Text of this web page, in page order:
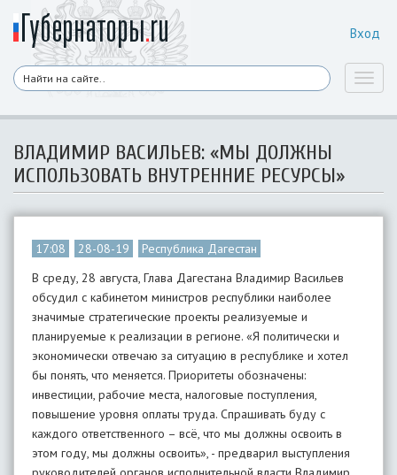
Вход
ВЛАДИМИР ВАСИЛЬЕВ: «МЫ ДОЛЖНЫ
ИСПОЛЬЗОВАТЬ ВНУТРЕННИЕ РЕСУРСЫ»
17:08 28-08-19
Республика Дагестан
В среду, 28 августа, Глава Дагестана Владимир Васильев
обсудил с кабинетом министров республики наиболее
значимые стратегические проекты реализуемые и
планируемые к реализации в регионе. «Я политически и
экономически отвечаю за ситуацию в республике и хотел
бы понять, что меняется. Приоритеты обозначены:
инвестиции, рабочие места, налоговые поступления,
повышение уровня оплаты труда. Спрашивать буду с
каждого ответственного – всё, что мы должны освоить в
этом году, мы должны освоить», - предварил выступления